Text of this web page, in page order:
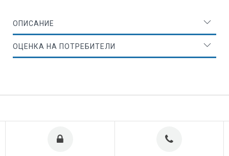
ОПИСАНИЕ
ОЦЕНКА НА ПОТРЕБИТЕЛИ